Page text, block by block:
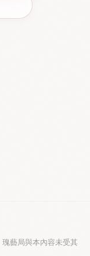
藝局與本內容未受其